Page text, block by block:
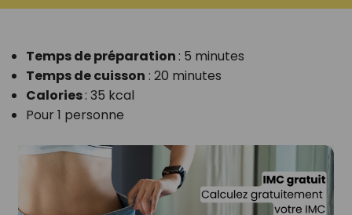
Temps de préparation : 5 minutes
Temps de cuisson : 20 minutes
Calories: 35 kcal
Pour 1 personne